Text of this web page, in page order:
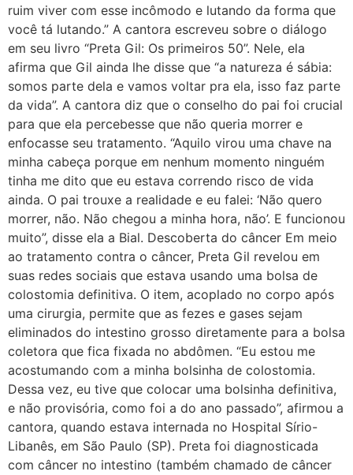
ruim viver com esse incômodo e lutando da forma que
você tá lutando.” A cantora escreveu sobre o diálogo
em seu livro “Preta Gil: Os primeiros 50”. Nele, ela
afirma que Gil ainda lhe disse que “a natureza é sábia:
somos parte dela e vamos voltar pra ela, isso faz parte
da vida”. A cantora diz que o conselho do pai foi crucial
para que ela percebesse que não queria morrer e
enfocasse seu tratamento. “Aquilo virou uma chave na
minha cabeça porque em nenhum momento ninguém
tinha me dito que eu estava correndo risco de vida
ainda. O pai trouxe a realidade e eu falei: ‘Não quero
morrer, não. Não chegou a minha hora, não’. E funcionou
muito”, disse ela a Bial. Descoberta do câncer Em meio
ao tratamento contra o câncer, Preta Gil revelou em
suas redes sociais que estava usando uma bolsa de
colostomia definitiva. O item, acoplado no corpo após
uma cirurgia, permite que as fezes e gases sejam
eliminados do intestino grosso diretamente para a bolsa
coletora que fica fixada no abdômen. “Eu estou me
acostumando com a minha bolsinha de colostomia.
Dessa vez, eu tive que colocar uma bolsinha definitiva,
e não provisória, como foi a do ano passado”, afirmou a
cantora, quando estava internada no Hospital Sírio-
Libanês, em São Paulo (SP). Preta foi diagnosticada
com câncer no intestino (também chamado de câncer